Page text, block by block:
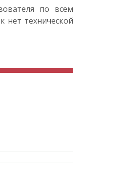
по всем
нет технической